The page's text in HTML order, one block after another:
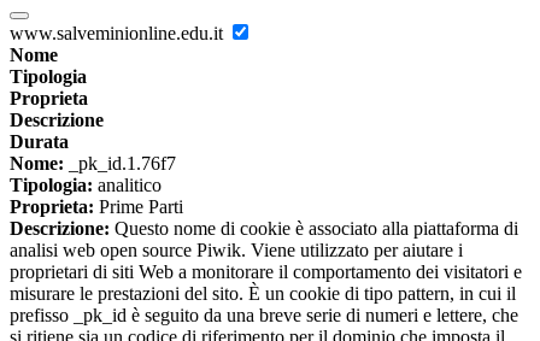
www.salveminionline.edu.it
Nome
Tipologia
Proprieta
Descrizione
Durata
Nome: _pk_id.1.76f7
Tipologia: analitico
Proprieta: Prime Parti
Descrizione: Questo nome di cookie è associato alla piattaforma di
analisi web open source Piwik. Viene utilizzato per aiutare i
proprietari di siti Web a monitorare il comportamento dei visitatori e
misurare le prestazioni del sito. È un cookie di tipo pattern, in cui il
prefisso _pk_id è seguito da una breve serie di numeri e lettere, che